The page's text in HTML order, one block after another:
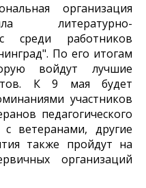
организация
литературно-
среди работников
По его итогам
войдут лучшие
К 9 мая будет
участников
педагогического
ветеранами, другие
также пройдут на
организаций